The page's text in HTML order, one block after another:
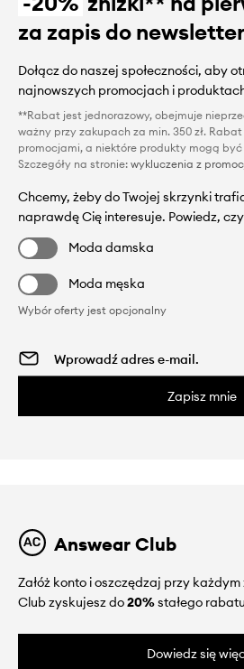
za zapis do
Dołącz do naszej społeczności, aby
najnowszych promocjach i
**Rabat jest jednorazowy, obejmuje
ważny przy zakupach za min. 350 zł.
promocjami, a niektóre produkty mogą
Szczegóły na stronie: wykluczenia z
Chcemy, żeby do Twojej skrzynki
naprawdę Cię interesuje. Powiedz,
Moda damska
Moda męska
Wybór oferty jest opcjonalny
Zapisz mnie
Answear Club
Załóż konto i oszczędzaj przy
Club zyskujesz do20%stałego
Dowiedz się